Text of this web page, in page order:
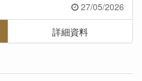
27/05/2026
詳細資料